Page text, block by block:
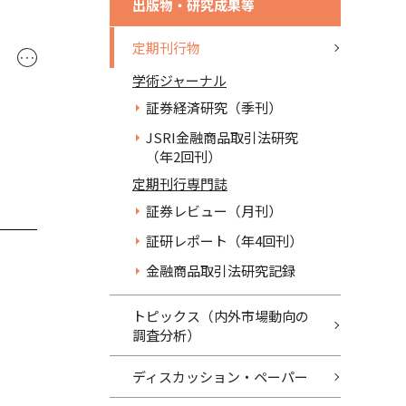
･･･
出版物・研究成果等
定期刊行物
学術ジャーナル
証券経済研究（季刊）
JSRI金融商品取引法研究
（年2回刊）
定期刊行専門誌
証券レビュー（月刊）
証研レポート（年4回刊）
金融商品取引法研究記録
トピックス（内外市場動向の
調査分析）
ディスカッション・ペーパー